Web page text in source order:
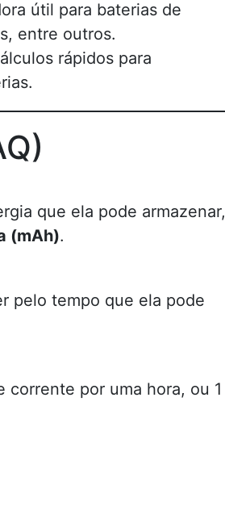
útil para baterias de
entre outros.
rápidos para
que ela pode armazenar,
(mAh).
pelo tempo que ela pode
corrente por uma hora, ou 1